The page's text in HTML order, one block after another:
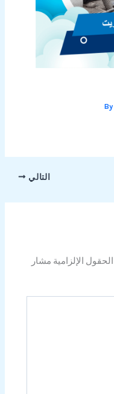
التالي
الحقول الإلزامية مشار